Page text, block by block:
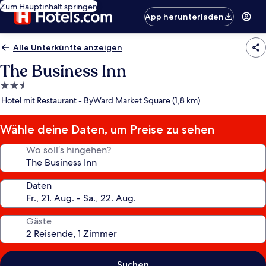
Zum Hauptinhalt springen
App herunterladen
Alle Unterkünfte anzeigen
The Business Inn
2.5-
Sterne-
Hotel mit Restaurant - ByWard Market Square (1,8 km)
Wähle deine Daten, um Preise zu sehen
Wo soll’s hingehen?
Daten
Gäste